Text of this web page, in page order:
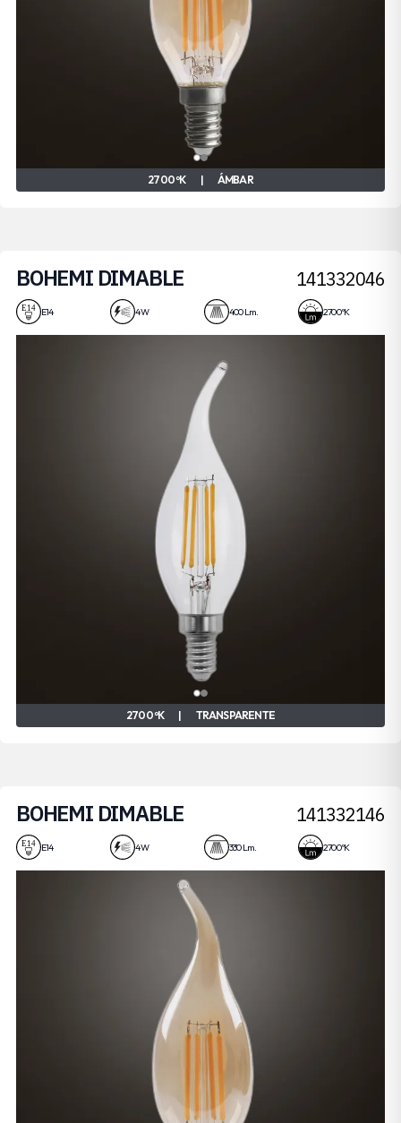
2700 ºK | ÁMBAR
BOHEMI DIMABLE
4W
141332046
E14 4 W 400 Lm. 2700 ºK
2700 ºK | TRANSPARENTE
BOHEMI DIMABLE
4W
141332146
E14 4 W 330 Lm. 2700 ºK